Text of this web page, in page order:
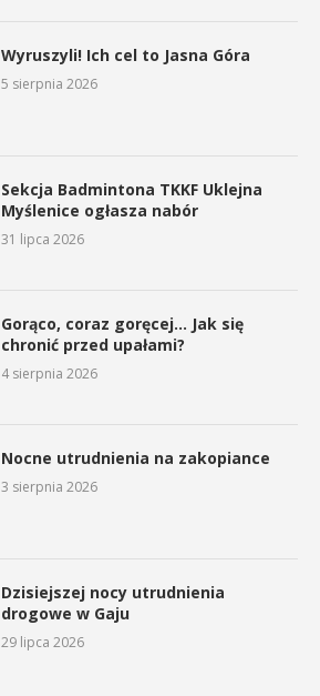
Wyruszyli! Ich cel to Jasna Góra
5 sierpnia 2026
Sekcja Badmintona TKKF Uklejna
Myślenice ogłasza nabór
31 lipca 2026
Gorąco, coraz goręcej… Jak się
chronić przed upałami?
4 sierpnia 2026
Nocne utrudnienia na zakopiance
3 sierpnia 2026
Dzisiejszej nocy utrudnienia
drogowe w Gaju
29 lipca 2026